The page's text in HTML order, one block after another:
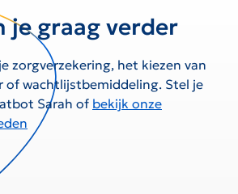
je graag verder
zorgverzekering, het kiezen van
of wachtlijstbemiddeling. Stel je
Sarah of bekijk onze